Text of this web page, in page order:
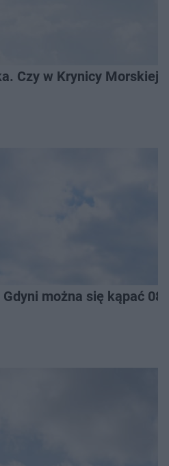
Czy w Krynicy Morskiej
można się kąpać